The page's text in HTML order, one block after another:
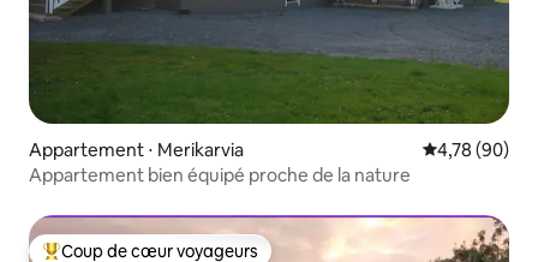
Appartement ⋅ Merikarvia Évaluation
4,78 (90)
Appartement bien équipé proche de la nature
Coup de cœur voyageurs